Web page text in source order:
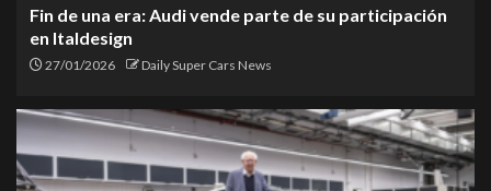
Fin de una era: Audi vende parte de su participación
en Italdesign
27/01/2026 Daily Super Cars News